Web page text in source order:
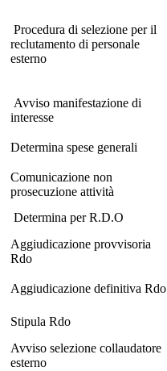
Procedura di selezione per il
reclutamento di personale
esterno
Avviso manifestazione di
interesse
Determina spese generali
Comunicazione non
prosecuzione attività
Determina per R.D.O
Aggiudicazione provvisoria
Rdo
Aggiudicazione definitiva Rdo
Stipula Rdo
Avviso selezione collaudatore
esterno